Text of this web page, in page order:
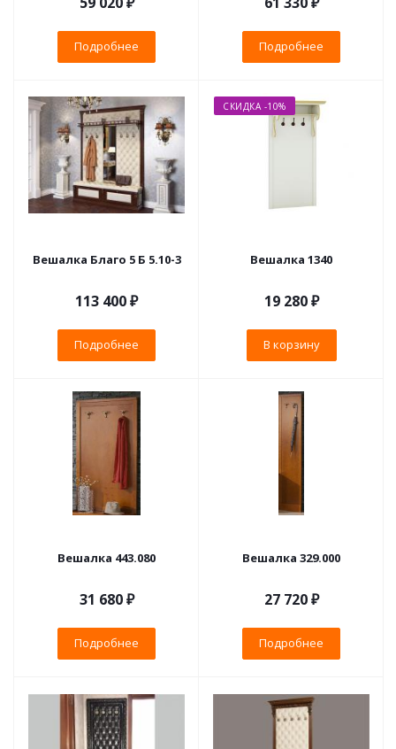
Подробнее Подробнее
Вешалка Благо 5 Б 5.10-3
113 400 ₽
Подробнее
СКИДКА -10%
Вешалка 1340
19 280₽
В корзину
Вешалка 443.080
31 680 ₽
Подробнее
Вешалка 329.000
27 720 ₽
Подробнее